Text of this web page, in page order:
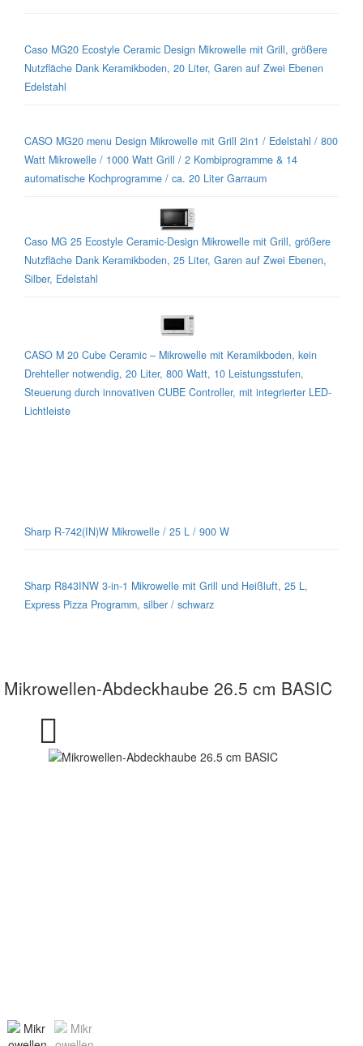
Caso MG20 Ecostyle Ceramic Design Mikrowelle mit Grill, größere
Nutzfläche Dank Keramikboden, 20 Liter, Garen auf Zwei Ebenen
Edelstahl
CASO MG20 menu Design Mikrowelle mit Grill 2in1 / Edelstahl / 800
Watt Mikrowelle / 1000 Watt Grill / 2 Kombiprogramme & 14
automatische Kochprogramme / ca. 20 Liter Garraum
Caso MG 25 Ecostyle Ceramic-Design Mikrowelle mit Grill, größere
Nutzfläche Dank Keramikboden, 25 Liter, Garen auf Zwei Ebenen,
Silber, Edelstahl
CASO M 20 Cube Ceramic – Mikrowelle mit Keramikboden, kein
Drehteller notwendig, 20 Liter, 800 Watt, 10 Leistungsstufen,
Steuerung durch innovativen CUBE Controller, mit integrierter LED-
Lichtleiste
Sharp R-742(IN)W Mikrowelle / 25 L / 900 W
Sharp R843INW 3-in-1 Mikrowelle mit Grill und Heißluft, 25 L,
Express Pizza Programm, silber / schwarz
Mikrowellen-Abdeckhaube 26.5 cm BASIC